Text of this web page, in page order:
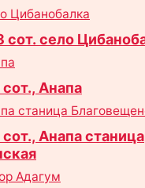
сот. село
сот., Анапа
сот., Анапа станица